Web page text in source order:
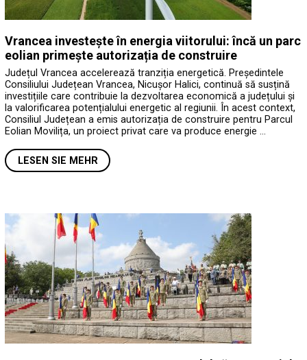
Vrancea investește în energia viitorului: încă un parc
eolian primește autorizația de construire
Județul Vrancea accelerează tranziția energetică. Președintele
Consiliului Județean Vrancea, Nicușor Halici, continuă să susțină
investițiile care contribuie la dezvoltarea economică a județului și
la valorificarea potențialului energetic al regiunii. În acest context,
Consiliul Județean a emis autorizația de construire pentru Parcul
Eolian Movilița, un proiect privat care va produce energie …
LESEN SIE MEHR